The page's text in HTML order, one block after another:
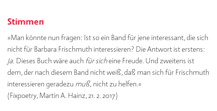
Stimmen
»Man könnte nun fragen: Ist so ein Band für jene interessant, die sich
nicht für Barbara Frischmuth interessieren? Die Antwort ist erstens:
Ja. Dieses Buch wäre auch für sicheine Freude. Und zweitens ist
dem, der nach diesem Band nicht weiß, daß man sich für Frischmuth
interessieren geradezu muß, nicht zu helfen.«
(Fixpoetry, Martin A. Hainz, 21. 2. 2017)